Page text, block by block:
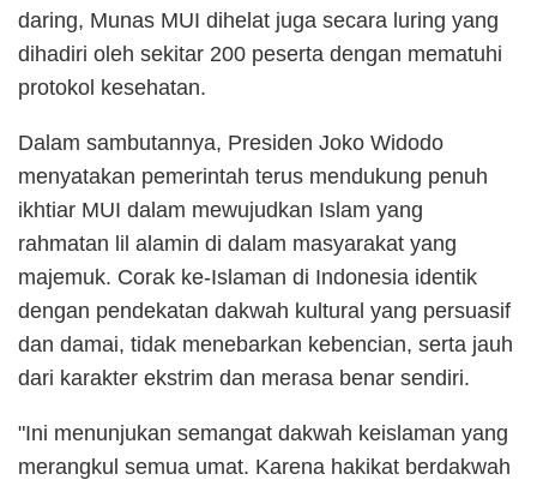
daring, Munas MUI dihelat juga secara luring yang
dihadiri oleh sekitar 200 peserta dengan mematuhi
protokol kesehatan.
Dalam sambutannya, Presiden Joko Widodo
menyatakan pemerintah terus mendukung penuh
ikhtiar MUI dalam mewujudkan Islam yang
rahmatan lil alamin di dalam masyarakat yang
majemuk. Corak ke-Islaman di Indonesia identik
dengan pendekatan dakwah kultural yang persuasif
dan damai, tidak menebarkan kebencian, serta jauh
dari karakter ekstrim dan merasa benar sendiri.
"Ini menunjukan semangat dakwah keislaman yang
merangkul semua umat. Karena hakikat berdakwah